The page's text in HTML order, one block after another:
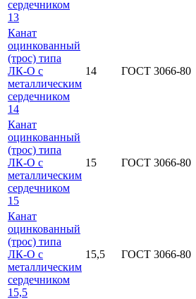
сердечником
13
Канат
оцинкованный
(трос) типа
ЛК-О с
металлическим
сердечником
14
14 ГОСТ 3066-80
Канат
оцинкованный
(трос) типа
ЛК-О с
металлическим
сердечником
15
15 ГОСТ 3066-80
Канат
оцинкованный
(трос) типа
ЛК-О с
металлическим
сердечником
15,5
15,5 ГОСТ 3066-80